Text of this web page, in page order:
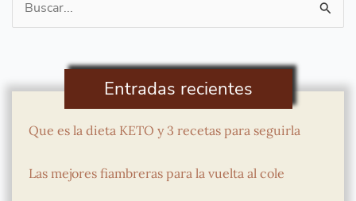
Buscar
por:
Entradas recientes
Que es la dieta KETO y 3 recetas para seguirla
Las mejores fiambreras para la vuelta al cole